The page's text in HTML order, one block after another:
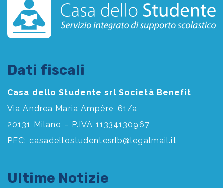
Dati fiscali
Casa dello Studente srl Società Benefit
Via Andrea Maria Ampère, 61/a
20131 Milano – P.IVA 11334130967
PEC: casadellostudentesrlb@legalmail.it
Ultime Notizie